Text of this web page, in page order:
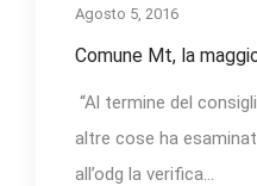
Agosto 5, 2016
Comune Mt, la
“Al termine del
altre cose ha
all’odg la verifica...